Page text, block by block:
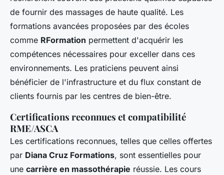
de fournir des massages de haute qualité. Les
formations avancées proposées par des écoles
comme RFormation permettent d'acquérir les
compétences nécessaires pour exceller dans ces
environnements. Les praticiens peuvent ainsi
bénéficier de l'infrastructure et du flux constant de
clients fournis par les centres de bien-être.
Certifications reconnues et compatibilité
RME/ASCA
Les certifications reconnues, telles que celles offertes
par Diana Cruz Formations, sont essentielles pour
une carrière en massothérapie réussie. Les cours